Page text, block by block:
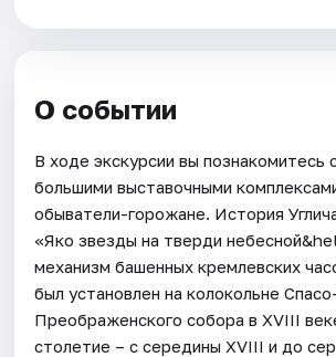
О событии
В ходе экскурсии вы познакомитесь
большими выставочными
обыватели-горожане. История
«Яко звезды на тверди
механизм башенных кремлевских
был установлен на колокольне
Преображенского собора в XVIII
столетие – с середины XVIII и до